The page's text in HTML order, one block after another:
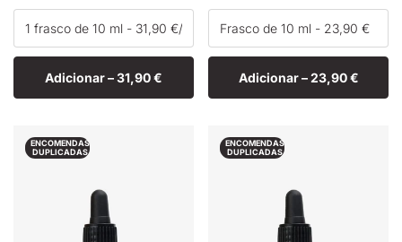
normal
Adicionar –31,90 €
normal
Adicionar –23,90 €
ENCOMENDAS
DUPLICADAS
ENCOMENDAS
DUPLICADAS